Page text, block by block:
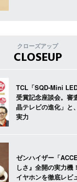
クローズアップ
CLOSEUP
TCL「SQD-Mini
受賞記念座談会。審
晶テレビの進化」と
実力
ゼンハイザー「
しさ』全開の実力機
イヤホンを徹底レビ